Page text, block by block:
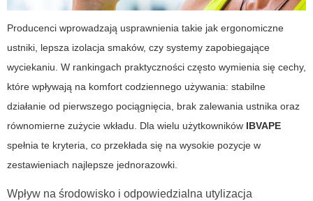
Producenci wprowadzają usprawnienia takie jak ergonomiczne
ustniki, lepsza izolacja smaków, czy systemy zapobiegające
wyciekaniu. W rankingach praktyczności często wymienia się cechy,
które wpływają na komfort codziennego używania: stabilne
działanie od pierwszego pociągnięcia, brak zalewania ustnika oraz
równomierne zużycie wkładu. Dla wielu użytkowników IBVAPE
spełnia te kryteria, co przekłada się na wysokie pozycje w
zestawieniach najlepsze jednorazowki.
Wpływ na środowisko i odpowiedzialna utylizacja